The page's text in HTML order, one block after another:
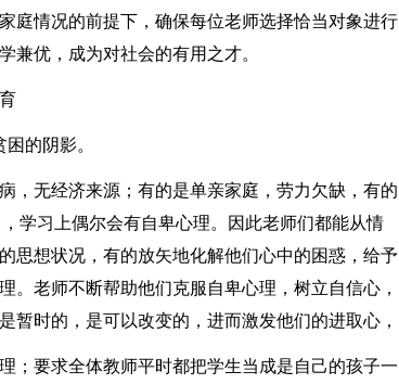
庭情况的前提下，确保每位老师选择恰当对象进行
兼优，成为对社会的有用之才。
的阴影。
，无经济来源；有的是单亲家庭，劳力欠缺，有的
学习上偶尔会有自卑心理。因此老师们都能从情
思想状况，有的放矢地化解他们心中的困惑，给予
。老师不断帮助他们克服自卑心理，树立自信心，
暂时的，是可以改变的，进而激发他们的进取心，
；要求全体教师平时都把学生当成是自己的孩子一